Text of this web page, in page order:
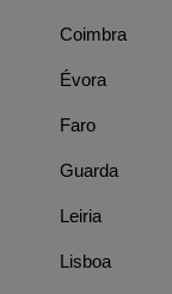
Coimbra
Évora
Faro
Guarda
Leiria
Lisboa